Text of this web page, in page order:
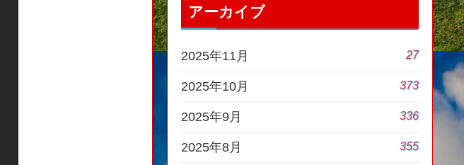
アーカイブ
2025年11月 27
2025年10月 373
2025年9月 336
2025年8月 355